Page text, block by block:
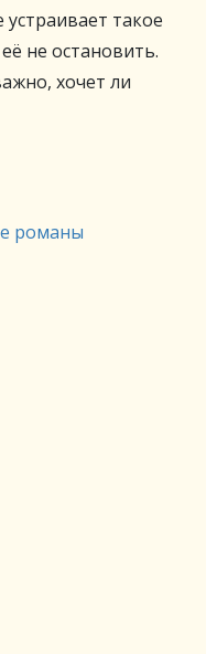
такое
не остановить.
хочет ли
романы